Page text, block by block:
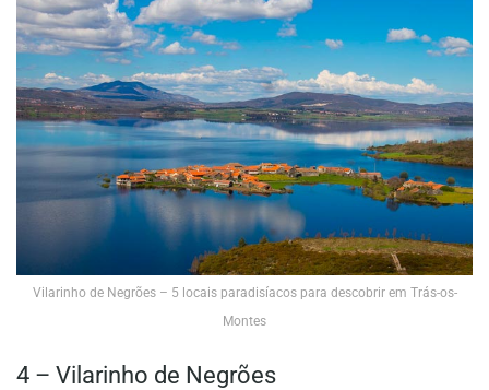
Vilarinho de Negrões – 5 locais paradisíacos para descobrir em Trás-os-
Montes
4 – Vilarinho de Negrões